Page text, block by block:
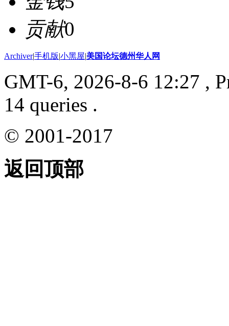
贡献0
Archiver|手机版|小黑屋|美国论坛德州华人网
GMT-6, 2026-8-6 12:27 ,
14 queries .
© 2001-2017
返回顶部